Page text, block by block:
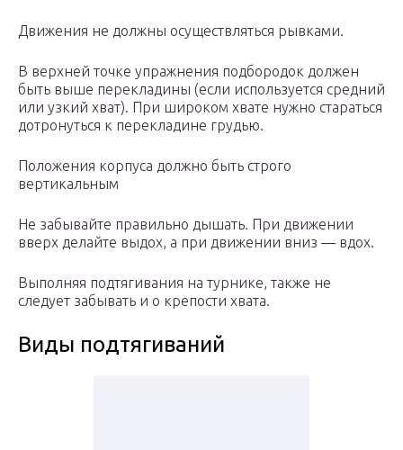
Движения не должны осуществляться рывками.
В верхней точке упражнения подбородок должен
быть выше перекладины (если используется средний
или узкий хват). При широком хвате нужно стараться
дотронуться к перекладине грудью.
Положения корпуса должно быть строго
вертикальным
Не забывайте правильно дышать. При движении
вверх делайте выдох, а при движении вниз — вдох.
Выполняя подтягивания на турнике, также не
следует забывать и о крепости хвата.
Виды подтягиваний